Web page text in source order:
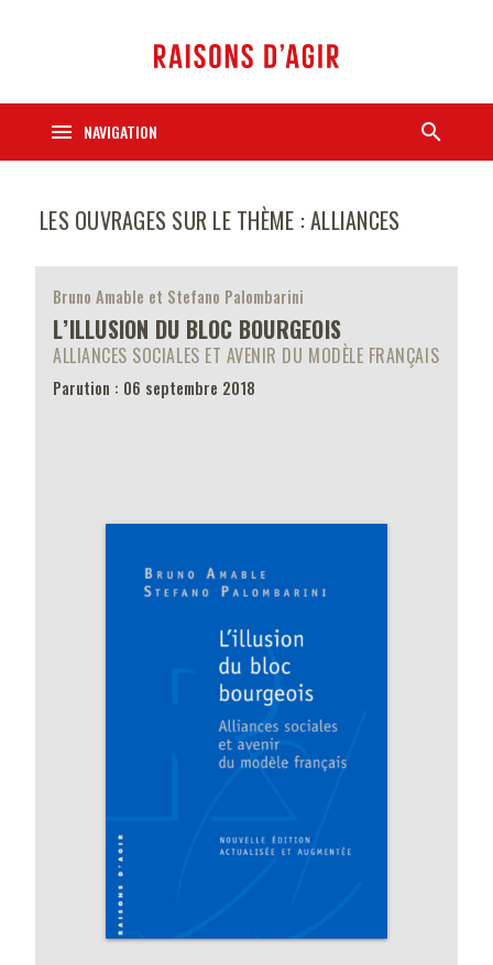
menu NAVIGATION search
LES OUVRAGES SUR LE THÈME : ALLIANCES
Bruno Amable et Stefano Palombarini
L’ILLUSION DU BLOC BOURGEOIS
ALLIANCES SOCIALES ET AVENIR DU MODÈLE FRANÇAIS
Parution : 06 septembre 2018